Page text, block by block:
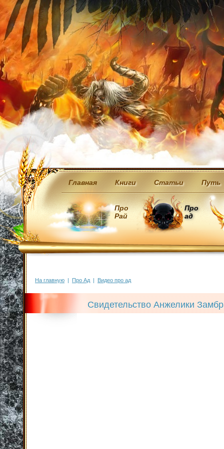
Главная Книги Статьи Путь
Про
Рай
Про
ад
На главную | Про Ад | Видео про ад
Свидетельство Анжелики